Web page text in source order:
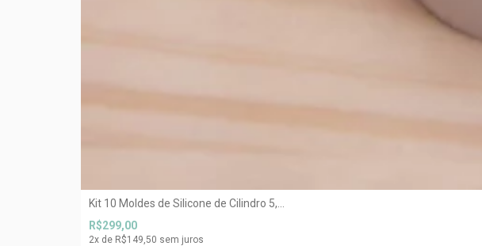
Kit 10 Moldes de Silicone de Cilindro 5,...
R$299,00
2x de R$149,50 sem juros